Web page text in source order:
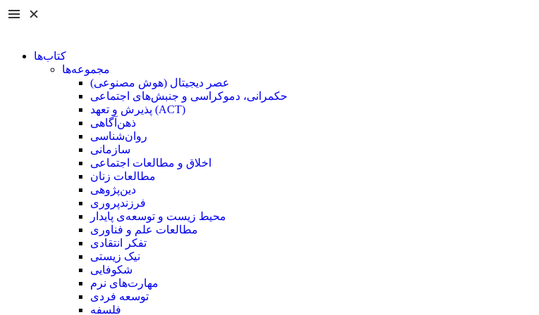
کتاب‌ها
مجموعه‌ها
عصر دیجیتال (هوش مصنوعی)
حکمرانی، دموکراسی و جنبش‌های اجتماعی
پذیرش و تعهد (ACT)
ذهن‌آگاهی
روان‌شناسی
سازمانی
اخلاق و مطالعات اجتماعی
مطالعات زنان
دین‌پژوهی
فرزند‌پروری
محیط زیست و توسعه‌ی پایدار
مطالعات علم و فناوری
تفکر انتقادی
نیک زیستی
شکوفایی
مهارت‌های نرم
توسعه فردی
فلسفه